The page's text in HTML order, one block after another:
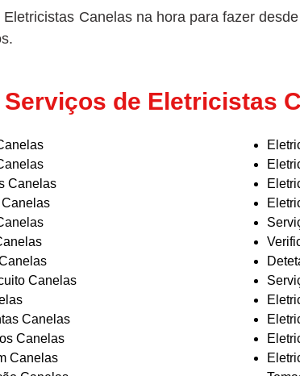
Canelas na hora para fazer
de Eletricistas
Canelas
Canelas
Canelas
Canelas
Canelas